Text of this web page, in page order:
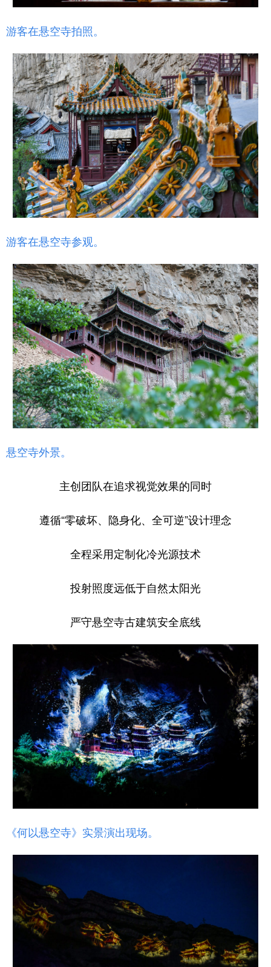
游客在悬空寺拍照。
游客在悬空寺参观。
悬空寺外景。
主创团队在追求视觉效果的同时
遵循“零破坏、隐身化、全可逆”设计理念
全程采用定制化冷光源技术
投射照度远低于自然太阳光
严守悬空寺古建筑安全底线
《何以悬空寺》实景演出现场。